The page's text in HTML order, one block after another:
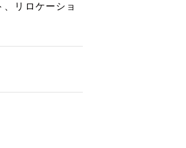
リロケーショ